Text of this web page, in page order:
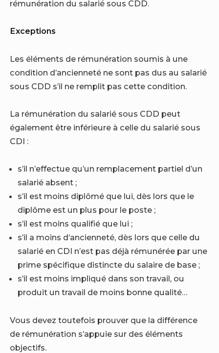
rémunération du salarié sous CDD.
Exceptions
Les éléments de rémunération soumis à une
condition d’ancienneté ne sont pas dus au salarié
sous CDD s’il ne remplit pas cette condition.
La rémunération du salarié sous CDD peut
également être inférieure à celle du salarié sous
CDI :
s’il n’effectue qu’un remplacement partiel d’un
salarié absent ;
s’il est moins diplômé que lui, dès lors que le
diplôme est un plus pour le poste ;
s’il est moins qualifié que lui ;
s’il a moins d’ancienneté, dès lors que celle du
salarié en CDI n’est pas déjà rémunérée par une
prime spécifique distincte du salaire de base ;
s’il est moins impliqué dans son travail, ou
produit un travail de moins bonne qualité…
Vous devez toutefois prouver que la différence
de rémunération s’appuie sur des éléments
objectifs.